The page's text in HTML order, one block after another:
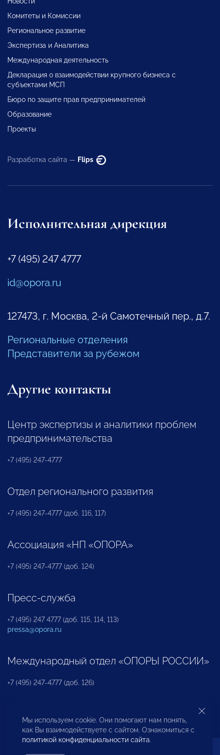
Комитеты и Комиссии
Региональное развитие
Экспертиза и Аналитика
Международная деятельность
Декларация о взаимодействии крупного бизнеса с
субъектами МСП
Бюро по защите прав предпринимателей
Образование
Проекты
Разработка сайта — Flips
Исполнительная дирекция
+7 (495) 247 4777
id@opora.ru
127473, г. Москва, 2-й Самотечный пер., д.7.
Региональные отделения
Представители за рубежом
Другие контакты
Центр экспертизы и аналитики проблем
предпринимательства
+7 (495) 247-4777
Отдел регионального развития
+7 (495) 247-4777 (доб. 116, 117)
Ассоциация «НП «ОПОРА»
+7 (495) 247-4777 (доб. 124)
Пресс-служба
+7 (495) 247 4777 (доб. 115, 114, 113)
pressa@opora.ru
Международный отдел «ОПОРЫ РОССИИ»
+7 (495) 247-4777 (доб. 126)
Бюро по защите прав предпринимателей и
инвесторов
Мы используем cookie. Они помогают нам понять,
как Вы взаимодействуете с сайтом. Ознакомиться с
политикой конфиденциальности сайта.